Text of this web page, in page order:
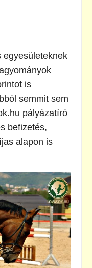
egyesületeknek
is
semmit sem
pályázatíró
befizetés,
alapon is